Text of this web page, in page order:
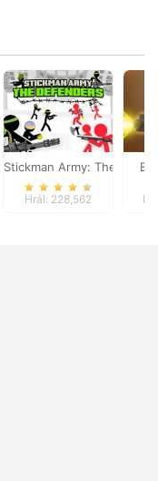
Stickman Army: The
Hrál: 228,562